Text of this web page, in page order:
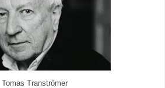
Tomas Tranströmer